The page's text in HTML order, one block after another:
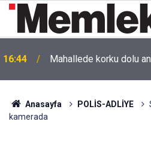
16:44 Mahallede korku dolu
Anasayfa POLİS-ADLİYE
kamerada